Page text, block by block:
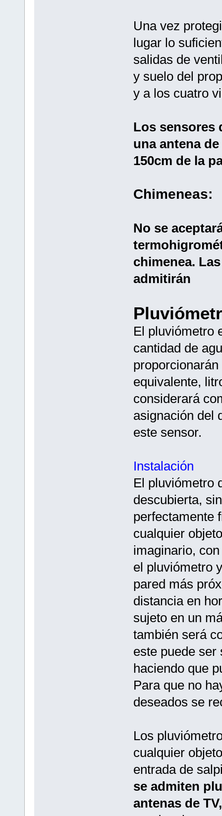
Una vez
lugar lo
salidas de
y suelo del
y a los cuatro
Los sensores
una antena
150cm de la
Chimeneas:
No se
chimenea.
admitirán
El pluviómetro
cantidad de
equivalente,
considerará
asignación del
este sensor.
Instalación
El pluviómetro
descubierta,
perfectamente
cualquier
imaginario,
el pluviómetro
pared más
distancia en
sujeto en un
también será
este puede ser
haciendo que
Para que no
deseados se
Los
cualquier
entrada de
se admiten
antenas de